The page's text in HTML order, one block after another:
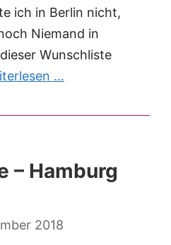
ich in Berlin nicht,
Niemand in
Wunschliste
…
– Hamburg
2018